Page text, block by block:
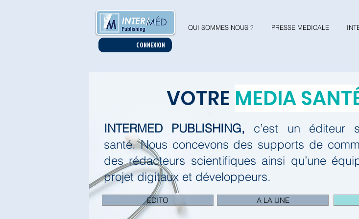
VOTRE MEDIA
INTERMED PUBLISHING,
c’est un éditeur
santé.Nous concevons des supports de
des rédacteurs scientifiques ainsi qu’une
projet digitaux et développeurs.
EDITO A LA UNE
QUI SOMMES NOUS ? PRESSE MEDICALE
CONNEXION